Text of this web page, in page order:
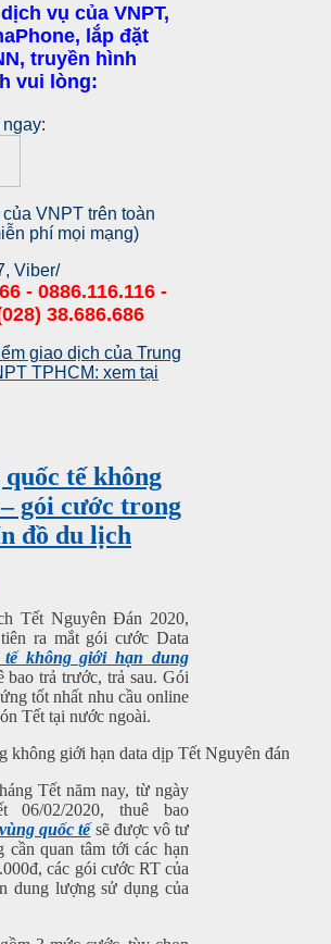
vụ của VNPT,
lắp đặt
truyền hình
vui lòng:
VNPT trên toàn
phí mọi mạng)
Viber/
- 0886.116.116 -
38.686.686
giao dịch của Trung
TPHCM: xem tại
tế không
gói cước trong
đồ du lịch
Tết Nguyên Đán 2020,
ra mắt gói cước Data
tế không giới hạn dung
bao trả trước, trả sau. Gói
tốt nhất nhu cầu online
Tết tại nước ngoài.
Tết năm nay, từ ngày
06/02/2020, thuê bao
quốc tếsẽ được vô tư
cần quan tâm tới các hạn
các gói cước RT của
dung lượng sử dụng của